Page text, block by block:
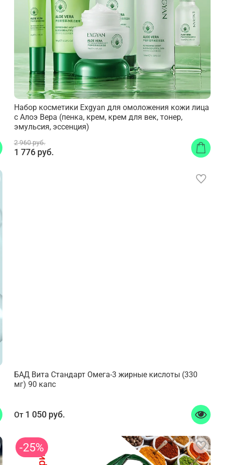
Набор косметики Exgyan для омоложения кожи лица
с Алоэ Вера (пенка, крем, крем для век, тонер,
эмульсия, эссенция)
2 960 руб.
1 776 руб.
БАД Вита Стандарт Омега-3 жирные кислоты (330
мг) 90 капс
От 1 050 руб.
-25%